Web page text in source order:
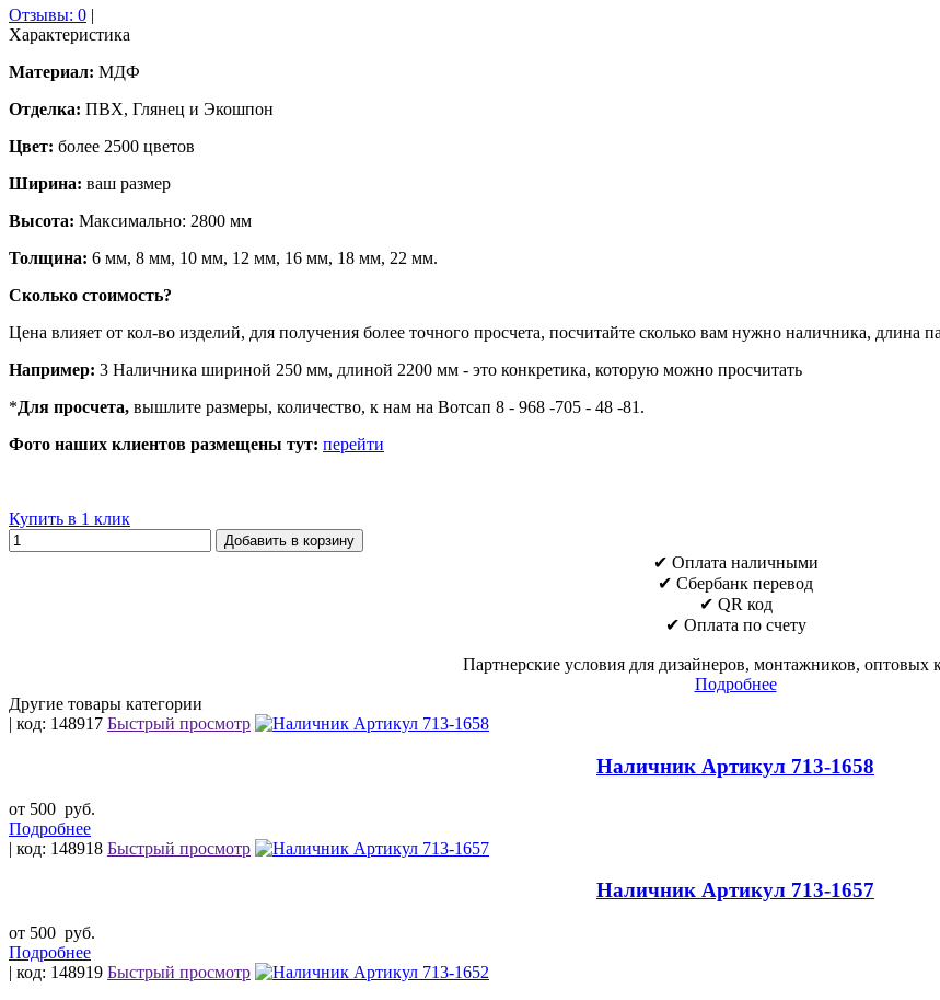
Отзывы: 0 |
Характеристика
Материал: МДФ
Отделка: ПВХ, Глянец и Экошпон
Цвет: более 2500 цветов
Ширина: ваш размер
Высота: Максимально: 2800 мм
Толщина: 6 мм, 8 мм, 10 мм, 12 мм, 16 мм, 18 мм, 22 мм.
Сколько стоимость?
Цена влияет от кол-во изделий, для получения более точного просчета, посчитайте сколько вам нужно наличника, длина
Например: 3 Наличника шириной 250 мм, длиной 2200 мм - это конкретика, которую можно просчитать
*Для просчета, вышлите размеры, количество, к нам на Вотсап 8 - 968 -705 - 48 -81.
Фото наших клиентов размещены тут: перейти
Купить в 1 клик
Добавить в корзину
✔ Оплата наличными
✔ Cбербанк перевод
✔ QR код
✔ Оплата по счету
Партнерские условия для дизайнеров, монтажников, оптовых
Подробнее
Другие товары категории
| код: 148917 Быстрый просмотр
Наличник Артикул 713-1658
от 500 руб.
Подробнее
| код: 148918 Быстрый просмотр
Наличник Артикул 713-1657
от 500 руб.
Подробнее
| код: 148919 Быстрый просмотр